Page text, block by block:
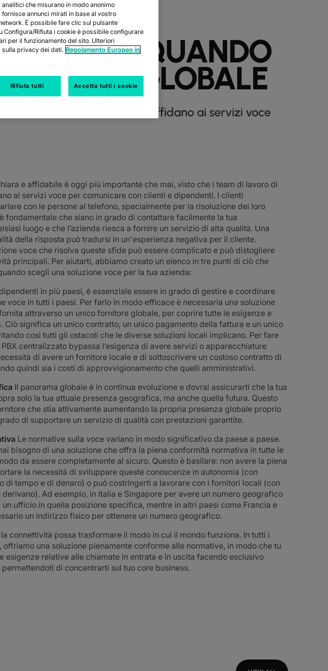
QUANDO
VOCE GLOBALE
i team di tutto il mondo si affidano ai servizi voce
e affidabile è oggi più importante che mai, visto che i team di lavoro di
ai servizi voce per comunicare con clienti e dipendenti. I clienti
con le persone al telefono, specialmente per la risoluzione dei loro
fondamentale che siano in grado di contattare facilmente la tua
luogo e che l’azienda riesca a fornire un servizio di alta qualità. Una
della risposta può tradursi in un'esperienza negativa per il cliente.
voce che risolva queste sfide può essere complicato e può distogliere
principali. Per aiutarti, abbiamo creato un elenco in tre punti di ciò che
scegli una soluzione voce per la tua azienda:
in più paesi, è essenziale essere in grado di gestire e coordinare
voce in tutti i paesi. Per farlo in modo efficace è necessaria una soluzione
attraverso un unico fornitore globale, per coprire tutte le esigenze e
Ciò significa un unico contratto, un unico pagamento della fattura e un unico
così tutti gli ostacoli che le diverse soluzioni locali implicano. Per fare
centralizzato bypassa l’esigenza di avere servizi o apparecchiature
di avere un fornitore locale e di sottoscrivere un costoso contratto di
quindi sia i costi di approvvigionamento che quelli amministrativi.
Il panorama globale è in continua evoluzione e dovrai assicurarti che la tua
solo la tua attuale presenza geografica, ma anche quella futura. Questo
che stia attivamente aumentando la propria presenza globale proprio
di supportare un servizio di qualità con prestazioni garantite.
Le normative sulla voce variano in modo significativo da paese a paese.
bisogno di una soluzione che offra la piena conformità normativa in tutte le
da essere completamente al sicuro. Questo è basilare: non avere la piena
la necessità di sviluppare queste conoscenze in autonomia (con
di tempo e di denaro) o può costringerti a lavorare con i fornitori locali (con
Ad esempio, in Italia e Singapore per avere un numero geografico
ufficio in quella posizione specifica, mentre in altri paesi come Francia e
un indirizzo fisico per ottenere un numero geografico.
connettività possa trasformare il modo in cui il mondo funziona. In tutti i
offriamo una soluzione pienamente conforme alle normative, in modo che tu
esigenze relative alle chiamate in entrata e in uscita facendo esclusivo
di concentrarti sul tuo core business.
che misurano in modo anonimo
annunci mirati in base al vostro
È possibile fare clic sul pulsante
Rifiuta i cookie è possibile configurare
per il funzionamento del sito. Ulteriori
sulla privacy dei dati. Regolamento Europeo in
Rifiuta tutti Accetta tutti i cookie